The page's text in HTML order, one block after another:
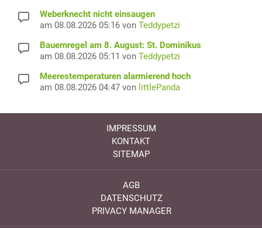
Weberknecht nicht einsaugen
am 08.08.2026 05:16 von Teddypetzi
Bauernregel am 8. August: St. Dominikus
am 08.08.2026 05:11 von Teddypetzi
Meerestemperaturen alarmierend hoch
am 08.08.2026 04:47 von littlePanda
IMPRESSUM
KONTAKT
SITEMAP
AGB
DATENSCHUTZ
PRIVACY MANAGER